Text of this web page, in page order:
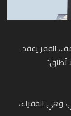
الفقر يفقد
تُطاق.”
وهي الفقراء،